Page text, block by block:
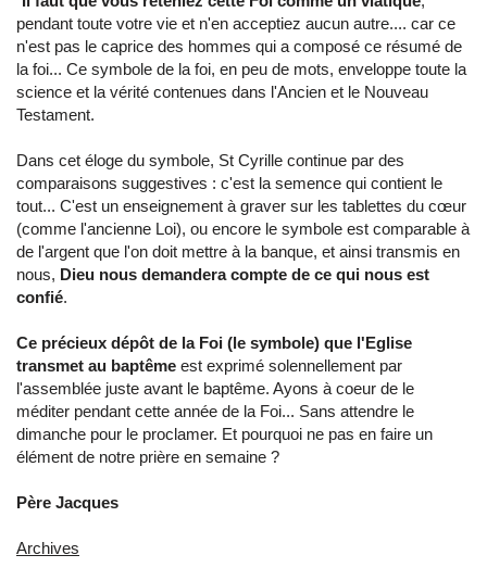
pendant toute votre vie et n'en acceptiez aucun autre.... car ce
n'est pas le caprice des hommes qui a composé ce résumé de
la foi... Ce symbole de la foi, en peu de mots, enveloppe toute la
science et la vérité contenues dans l'Ancien et le Nouveau
Testament.
Dans cet éloge du symbole, St Cyrille continue par des
comparaisons suggestives : c'est la semence qui contient le
tout... C'est un enseignement à graver sur les tablettes du cœur
(comme l'ancienne Loi), ou encore le symbole est comparable à
de l'argent que l'on doit mettre à la banque, et ainsi transmis en
nous, Dieu nous demandera compte de ce qui nous est
confié.
Ce précieux dépôt de la Foi (le symbole) que l'Eglise
transmet au baptême est exprimé solennellement par
l'assemblée juste avant le baptême. Ayons à coeur de le
méditer pendant cette année de la Foi... Sans attendre le
dimanche pour le proclamer. Et pourquoi ne pas en faire un
élément de notre prière en semaine ?
Père Jacques
Archives